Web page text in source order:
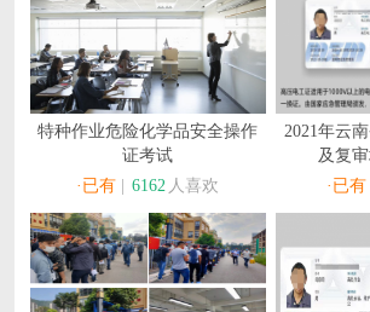
特种作业危险化学品安全操作
证考试
·已有
6162 人喜欢
2021年云
及复
·已有